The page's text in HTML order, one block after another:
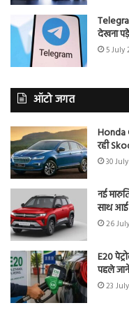
देखना
5 July
ऑटो जगत
Honda
रही
30
नई
साथ आई
26
E20
पहले
23